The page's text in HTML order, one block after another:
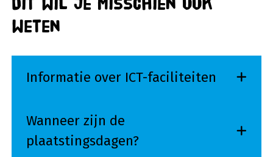
Dit wil je misschien ook
weten
Informatie over ICT-faciliteiten
Wanneer zijn de
plaatstingsdagen?